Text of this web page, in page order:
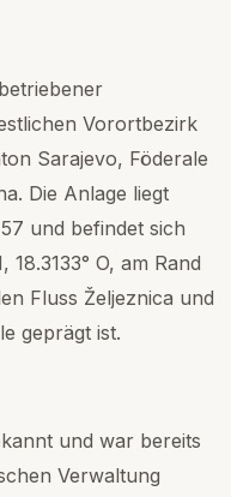
Vorortbezirk
Sarajevo, Föderale
Die Anlage liegt
und befindet sich
O, am Rand
Fluss Željeznica und
geprägt ist.
und war bereits
Verwaltung